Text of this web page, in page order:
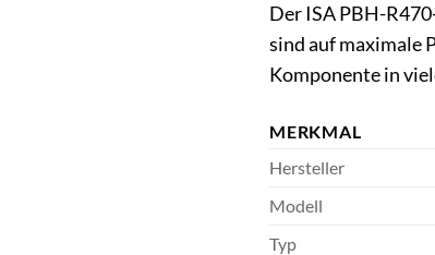
Der ISA PBH-
sind auf maximale
Komponente in
MERKMAL
Hersteller
Modell
Typ